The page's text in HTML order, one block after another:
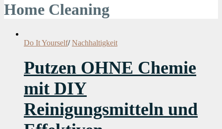
Home Cleaning
Do It Yourself/ Nachhaltigkeit
Putzen OHNE Chemie
mit DIY
Reinigungsmitteln und